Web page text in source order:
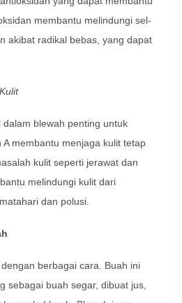
membantu melindungi sel-
akibat radikal bebas, yang dapat
dalam blewah penting untuk
A membantu menjaga kulit tetap
kulit seperti jerawat dan
melindungi kulit dari
dan polusi.
berbagai cara. Buah ini
sebagai buah segar, dibuat jus,